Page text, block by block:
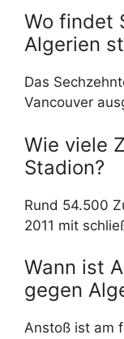
Wo findet
Algerien
Das
Vancouver
Wie viele
Stadion?
Rund 54.500
2011 mit
Wann ist
gegen
Anstoß ist am